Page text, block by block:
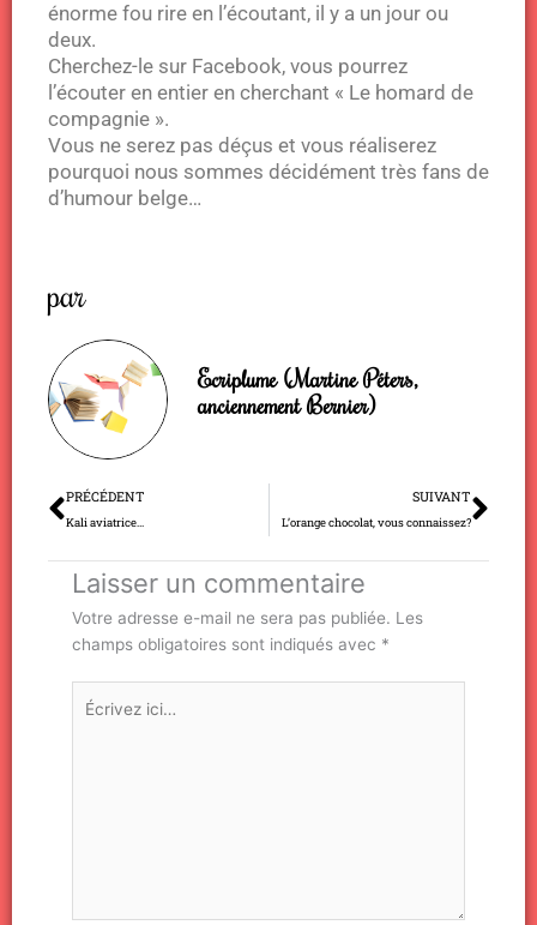
énorme fou rire en l’écoutant, il y a un jour ou
deux.
Cherchez-le sur Facebook, vous pourrez
l’écouter en entier en cherchant « Le homard de
compagnie ».
Vous ne serez pas déçus et vous réaliserez
pourquoi nous sommes décidément très fans de
d’humour belge…
par
Ecriplume (Martine Péters,
anciennement Bernier)
Précédent
PRÉCÉDENT
Kali aviatrice…
SUIVANT
L’orange chocolat, vous connaissez?
Laisser un commentaire
Votre adresse e-mail ne sera pas publiée. Les
champs obligatoires sont indiqués avec *
Écrivez
ici…